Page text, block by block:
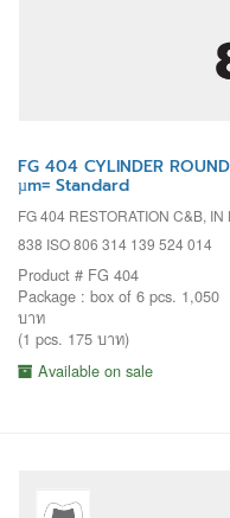
FG 404 CYLINDER
µm= Standard
FG 404 RESTORATION C&B, IN
838 ISO 806 314 139 524 014
Product # FG 404
Package : box of 6 pcs. 1,050
บาท
(1 pcs. 175 บาท)
Available on sale